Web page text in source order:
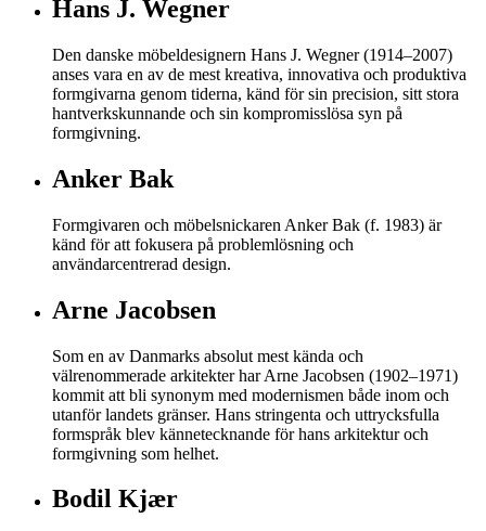
Hans J. Wegner
Den danske möbeldesignern Hans J. Wegner (1914–2007)
anses vara en av de mest kreativa, innovativa och produktiva
formgivarna genom tiderna, känd för sin precision, sitt stora
hantverkskunnande och sin kompromisslösa syn på
formgivning.
Anker Bak
Formgivaren och möbelsnickaren Anker Bak (f. 1983) är
känd för att fokusera på problemlösning och
användarcentrerad design.
Arne Jacobsen
Som en av Danmarks absolut mest kända och
välrenommerade arkitekter har Arne Jacobsen (1902–1971)
kommit att bli synonym med modernismen både inom och
utanför landets gränser. Hans stringenta och uttrycksfulla
formspråk blev kännetecknande för hans arkitektur och
formgivning som helhet.
Bodil Kjær